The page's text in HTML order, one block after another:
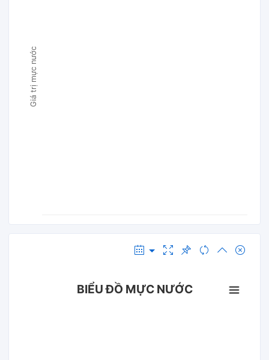
Giá trị mực nước
BIỂU ĐỒ MỰC NƯỚC